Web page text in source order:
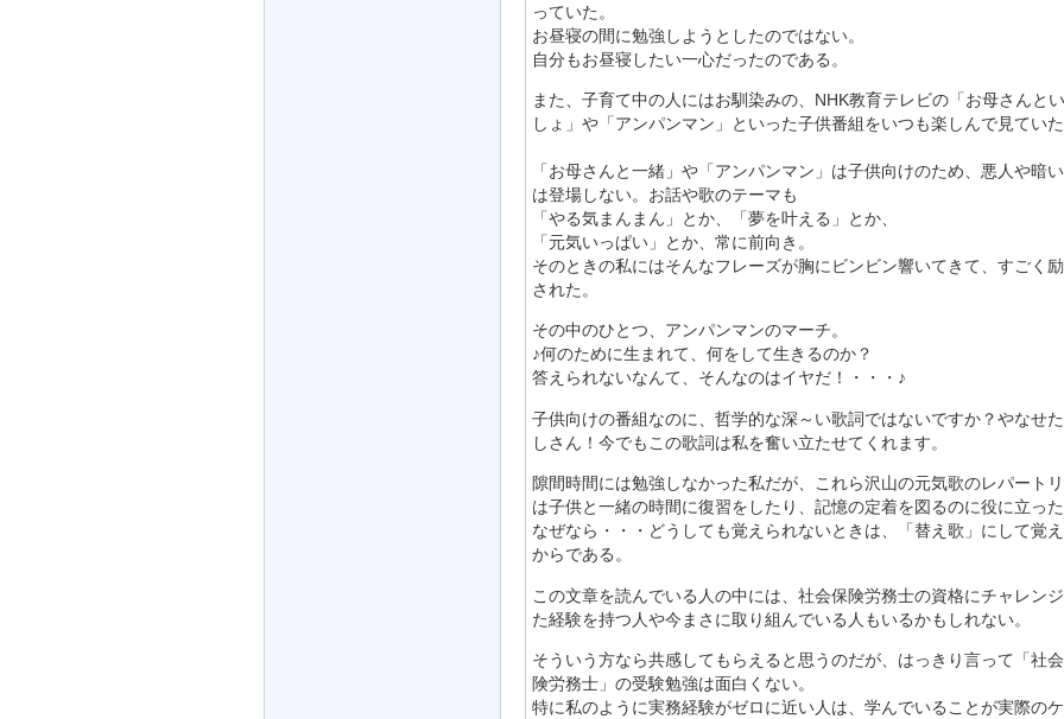
っていた。
お昼寝の間に勉強しようとしたのではない。
自分もお昼寝したい一心だったのである。
また、子育て中の人にはお馴染みの、NHK教育テレビの「お母さんと
しょ」や「アンパンマン」といった子供番組をいつも楽しんで見ていた
「お母さんと一緒」や「アンパンマン」は子供向けのため、悪人や暗い
は登場しない。お話や歌のテーマも
「やる気まんまん」とか、「夢を叶える」とか、
「元気いっぱい」とか、常に前向き。
そのときの私にはそんなフレーズが胸にビンビン響いてきて、すごく励
された。
その中のひとつ、アンパンマンのマーチ。
♪何のために生まれて、何をして生きるのか？
答えられないなんて、そんなのはイヤだ！・・・♪
子供向けの番組なのに、哲学的な深～い歌詞ではないですか？やなせ
しさん！今でもこの歌詞は私を奮い立たせてくれます。
隙間時間には勉強しなかった私だが、これら沢山の元気歌のレパート
は子供と一緒の時間に復習をしたり、記憶の定着を図るのに役に立った
なぜなら・・・どうしても覚えられないときは、「替え歌」にして覚
からである。
この文章を読んでいる人の中には、社会保険労務士の資格にチャレン
た経験を持つ人や今まさに取り組んでいる人もいるかもしれない。
そういう方なら共感してもらえると思うのだが、はっきり言って「社
険労務士」の受験勉強は面白くない。
特に私のように実務経験がゼロに近い人は、学んでいることが実際の